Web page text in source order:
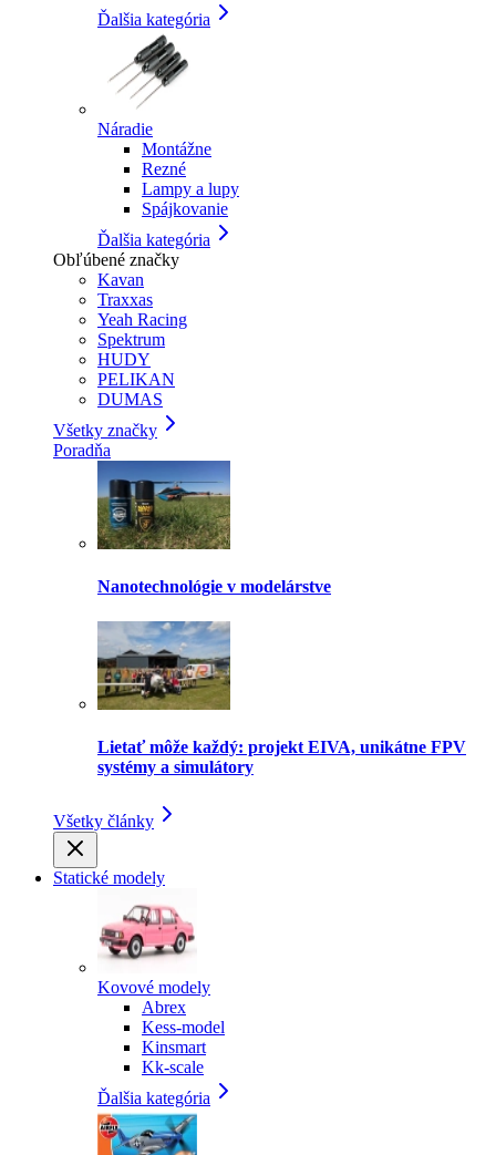
Ďalšia kategória
Náradie
Montážne
Rezné
Lampy a lupy
Spájkovanie
Ďalšia kategória
Obľúbené značky
Kavan
Traxxas
Yeah Racing
Spektrum
HUDY
PELIKAN
DUMAS
Všetky značky
Poradňa
Nanotechnológie v modelárstve
Lietať môže každý: projekt EIVA, unikátne FPV
systémy a simulátory
Všetky články
Statické modely
Kovové modely
Abrex
Kess-model
Kinsmart
Kk-scale
Ďalšia kategória